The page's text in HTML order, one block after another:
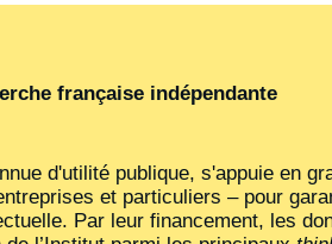
française indépendante
d'utilité publique, s'appuie en
et particuliers – pour
Par leur financement, les